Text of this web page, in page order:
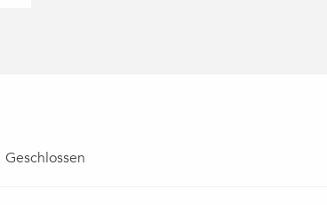
Geschlossen